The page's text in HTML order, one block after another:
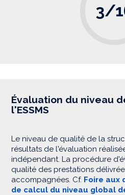
3/
Évaluation du niveau
l'ESSMS
Le niveau de qualité de la
résultats de l'évaluation
indépendant. La procédure
qualité des prestations
accompagnées. Cf. Foire aux
de calcul du niveau global